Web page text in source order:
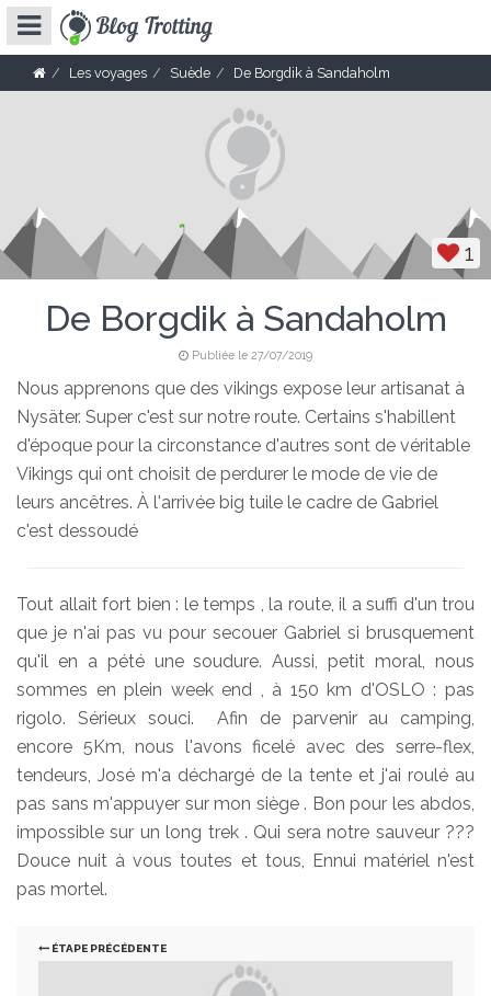
Les voyages Suède De Borgdik à Sandaholm
1
De Borgdik à Sandaholm
Publiée le 27/07/2019
Nous apprenons que des vikings expose leur artisanat à
Nysäter. Super c'est sur notre route. Certains s'habillent
d'époque pour la circonstance d'autres sont de véritable
Vikings qui ont choisit de perdurer le mode de vie de
leurs ancêtres. À l'arrivée big tuile le cadre de Gabriel
c'est dessoudé
Tout allait fort bien : le temps , la route, il a suffi d'un trou
que je n'ai pas vu pour secouer Gabriel si brusquement
qu'il en a pété une soudure. Aussi, petit moral, nous
sommes en plein week end , à 150 km d'OSLO : pas
rigolo. Sérieux souci. Afin de parvenir au camping,
encore 5Km, nous l'avons ficelé avec des serre-flex,
tendeurs, José m'a déchargé de la tente et j'ai roulé au
pas sans m'appuyer sur mon siège . Bon pour les abdos,
impossible sur un long trek . Qui sera notre sauveur ???
Douce nuit à vous toutes et tous, Ennui matériel n'est
pas mortel.
ÉTAPE PRÉCÉDENTE